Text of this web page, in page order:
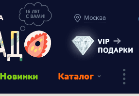
Москва
VIP
ПОДАРКИ
Новинки Каталог